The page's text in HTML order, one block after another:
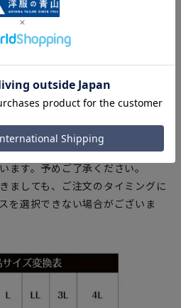
予めご了承ください。
サイズを記載しております。
ー環境、また撮影時の室内外の光
載画像の色味が異なる場合がござ
り、着用感や実際のサイズ表に若
います。予めご了承ください。
品在庫を共有しております関係
ングにより欠品が発生し、ご注文
ます。予めご了承ください。
ましても、ご注文のタイミングに
を選択できない場合がございま